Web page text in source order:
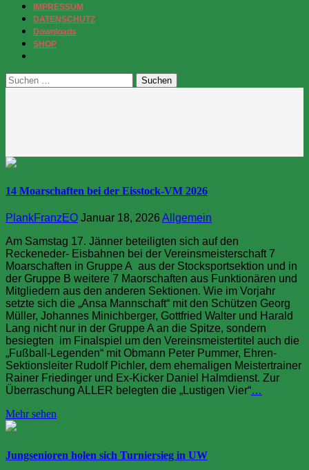
IMPRESSUM
DATENSCHUTZ
Downloads
SHOP
Suchen
nach:
14 Moarschaften bei der Eisstock-VM 2026
PlankFranzEO Januar 18, 2026 Allgemein
Am Samstag 17. Jänner beteiligten sich auf den
Reckeneder- Eisbahnen bei der Vereinsmeisterschaft 7
Moarschaften in Gruppe A aus der Stocksportsektion und in
der Gruppe B weitere 7 Maorschaften aus Funktionären und
Mitgliedern aus den anderen Sektionen. Wie im Vorjahr
setzte sich die „Ansa Mannschaft“ mit den Schützen Georg
Müller, Johannes Minichberger, Gottfried Walter und Harald
Lang nicht nur in der Gruppe A an die Spitze, sondern
besiegten im Finalspiel um den Vereinsmeistertitel auch die
„Fußball-Legenden“ mit Obmann Peter Pummer, Ehren-
Sektionsleiter Rudolf Pichler, dem ehemaligen Meistertrainer
Rainer Friedinger und Ex-Kicker Daniel Halmdienst. Zur
Überraschung ALLER belegten die „Lustigen Vier“…
Mehr sehen
Jungsenioren holen sich Turniersieg in UW